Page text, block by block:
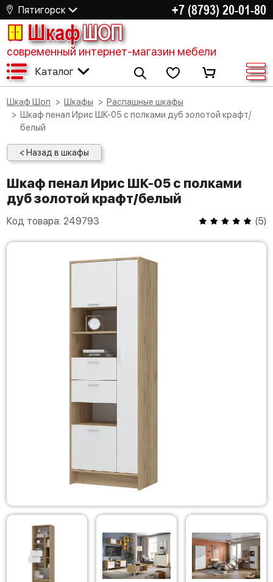
Пятигорск +7 (8793) 20-01-80
ШкафШОП
современный интернет-магазин мебели
Каталог
Шкаф Шоп Шкафы
Распашные шкафы
Шкаф пенал Ирис ШК-05 с полками дуб золотой крафт/
белый
< Назад в шкафы
Шкаф пенал Ирис ШК-05 с полками
дуб золотой крафт/белый
Код товара: 249793 (5)